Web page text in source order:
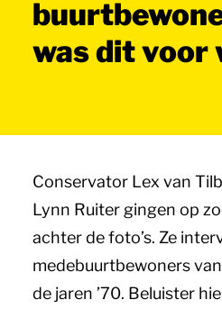
was dit voor
Conservator Lex van
Lynn Ruiter gingen op
achter de foto’s. Ze
medebuurtbewoners
de jaren ’70. Beluister